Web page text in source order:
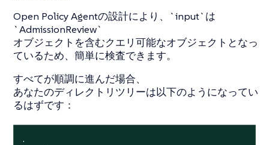
Open Policy Agentの設計により、`input`は
`AdmissionReview`
オブジェクトを含むクエリ可能なオブジェクトとなっ
ているため、簡単に検査できます。
すべてが順調に進んだ場合、
あなたのディレクトリツリーは以下のようになってい
るはずです：
.